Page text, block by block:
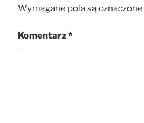
Wymagane pola są oznaczone
Komentarz*